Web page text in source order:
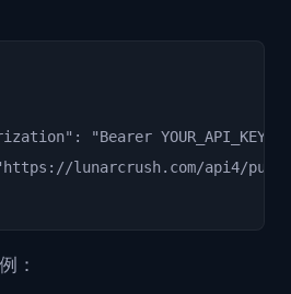
"Bearer YOUR_API_KEY"}
lunarcrush.com/api4/
：